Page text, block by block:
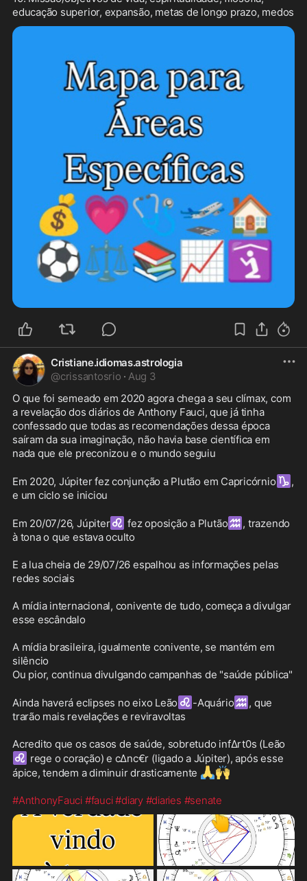
educação superior, expansão, metas de longo prazo, medos
Cristiane.idiomas.astrologia
@crissantosrio · Aug 3
O que foi semeado em 2020 agora chega a seu clímax, com
a revelação dos diários de Anthony Fauci, que já tinha
confessado que todas as recomendações dessa época
saíram da sua imaginação, não havia base científica em
nada que ele preconizou e o mundo seguiu
Em 2020, Júpiter fez conjunção a Plutão em Capricórnio ♑ ,
e um ciclo se iniciou
Em 20/07/26, Júpiter♌ fez oposição a Plutão♒ , trazendo
à tona o que estava oculto
E a lua cheia de 29/07/26 espalhou as informações pelas
redes sociais
A mídia internacional, conivente de tudo, começa a divulgar
esse escândalo
A mídia brasileira, igualmente conivente, se mantém em
silêncio
Ou pior, continua divulgando campanhas de "saúde pública"
Ainda haverá eclipses no eixo Leão ♌ -Aquário♒ , que
trarão mais revelações e reviravoltas
Acredito que os casos de saúde, sobretudo inf∆rt0s (Leão
♌ rege o coração) e c∆nc€r (ligado a Júpiter), após esse
ápice, tendem a diminuir drasticamente 🙏🙌
#AnthonyFauci #fauci#diary #diaries #senate